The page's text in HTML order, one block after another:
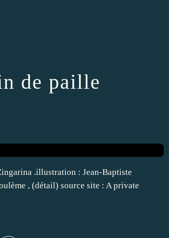
de paille
.illustration : Jean-Baptiste
, (détail) source site : A private